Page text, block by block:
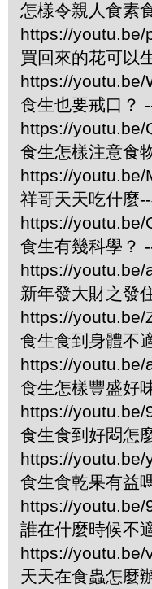
怎樣令親人食素
https://youtu.be/
買回來的花可以
https://youtu.be/
食生也要戒口？
https://youtu.be/
食生怎樣注意食
https://youtu.be/
祥哥天天吃什麼
https://youtu.be/
食生有幾科學？
https://youtu.be/
新年發大財之發
https://youtu.be/
食生食到身體不
https://youtu.be/
食生怎樣豐盛好
https://youtu.be/
食生食到好悶怎
https://youtu.be/
食生食乾果有益
https://youtu.be/
誰在什麼時候不
https://youtu.be/
天天在食蟲怎麼